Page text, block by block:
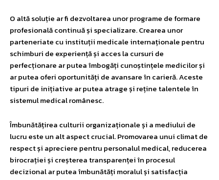
O altă soluție ar fi dezvoltarea unor programe de formare
profesională continuă și specializare. Crearea unor
parteneriate cu instituții medicale internaționale pentru
schimburi de experiență și acces la cursuri de
perfecționare ar putea îmbogăți cunoștințele medicilor și
ar putea oferi oportunități de avansare în carieră. Aceste
tipuri de inițiative ar putea atrage și reține talentele în
sistemul medical românesc.
Îmbunătățirea culturii organizaționale și a mediului de
lucru este un alt aspect crucial. Promovarea unui climat de
respect și apreciere pentru personalul medical, reducerea
birocrației și creșterea transparenței în procesul
decizional ar putea îmbunătăți moralul și satisfacția